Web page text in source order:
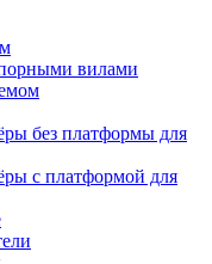
вилами
без платформы для
с платформой для